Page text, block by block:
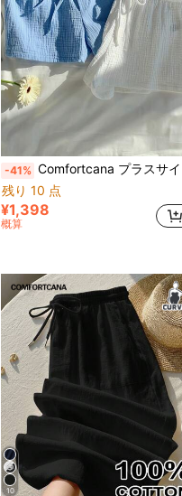
-41% Comfortcana プラスサイズ レディース ドローストリング ウエスト ソリッドカラー カジュアル 多用途 デイリーウェア ショーツ
残り 10 点
¥1,398
概算
10